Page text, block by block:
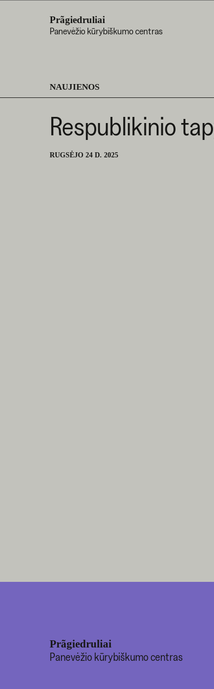
Prãgiedruliai
Panevėžio kūrybiškumo centras
NAUJIENOS
Respublikinio
RUGSĖJO 24 D. 2025
Prãgiedruliai
Panevėžio kūrybiškumo centras